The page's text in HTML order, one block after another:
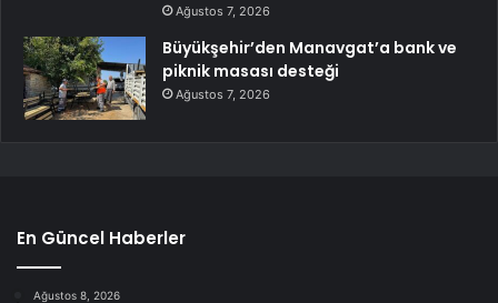
Ağustos 7, 2026
Büyükşehir’den Manavgat’a bank ve
piknik masası desteği
Ağustos 7, 2026
En Güncel Haberler
Ağustos 8, 2026